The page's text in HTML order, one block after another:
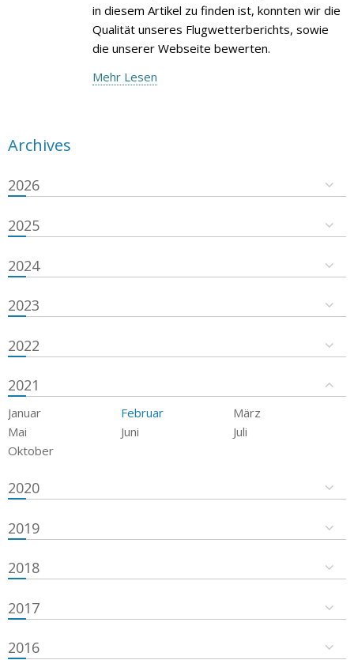
in diesem Artikel zu finden ist, konnten wir die
Qualität unseres Flugwetterberichts, sowie
die unserer Webseite bewerten.
Mehr Lesen
Archives
2026
2025
2024
2023
2022
2021
Januar Februar
März
Mai
Juni
Juli
Oktober
2020
2019
2018
2017
2016